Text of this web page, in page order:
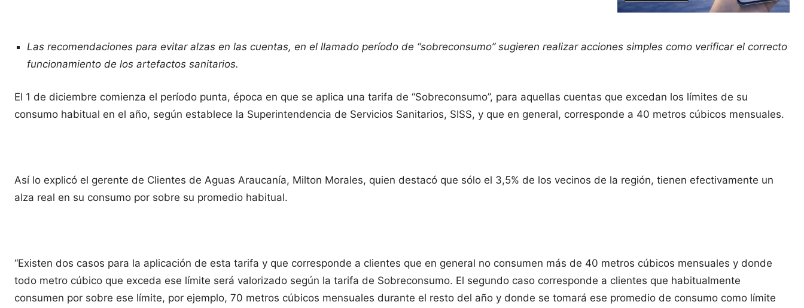
Las recomendaciones para evitar alzas en las cuentas, en el llamado período de “sobreconsumo” sugieren realizaracciones simples como verificar el correcto
funcionamiento de los artefactos sanitarios.
El 1 de diciembre comienza el período punta, época en que se aplica una tarifa de “Sobreconsumo”, para aquellas cuentas que excedan los límites de su
consumo habitual en el año, según establece la Superintendencia de Servicios Sanitarios, SISS, y que en general, corresponde a 40 metros cúbicos mensuales.
Así lo explicó el gerente de Clientes de Aguas Araucanía, Milton Morales, quien destacó que sólo el 3,5% de los vecinos de la región, tienen efectivamente un
alza real en su consumo por sobre su promedio habitual.
“Existen dos casos para la aplicación de esta tarifa y que corresponde a clientes que en general no consumen más de 40 metros cúbicos mensuales y donde
todo metro cúbico que exceda ese límite será valorizado según la tarifa de Sobreconsumo. El segundo caso corresponde a clientes que habitualmente
consumen por sobre ese límite, por ejemplo, 70 metros cúbicos mensuales durante el resto del año y donde se tomará ese promedio de consumo como límite